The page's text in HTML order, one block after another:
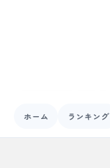
ホーム ランキング